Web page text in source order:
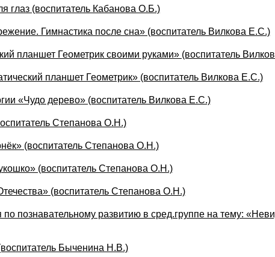
глаз (воспитатель Кабанова О.Б.)
Гимнастика после сна» (воспитатель Вилкова Е.С.)
планшет Геометрик своими руками» (воспитатель
планшет Геометрик» (воспитатель Вилкова Е.С.)
«Чудо дерево» (воспитатель Вилкова Е.С.)
Степанова О.Н.)
(воспитатель Степанова О.Н.)
(воспитатель Степанова О.Н.)
(воспитатель Степанова О.Н.)
по познавательному развитию в сред.группе на тему:
Быченина Н.В.)